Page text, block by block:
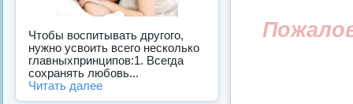
Чтобы воспитывать другого,
нужно усвоить всего несколько
главныхпринципов:1. Всегда
сохранять любовь...
Читать далее